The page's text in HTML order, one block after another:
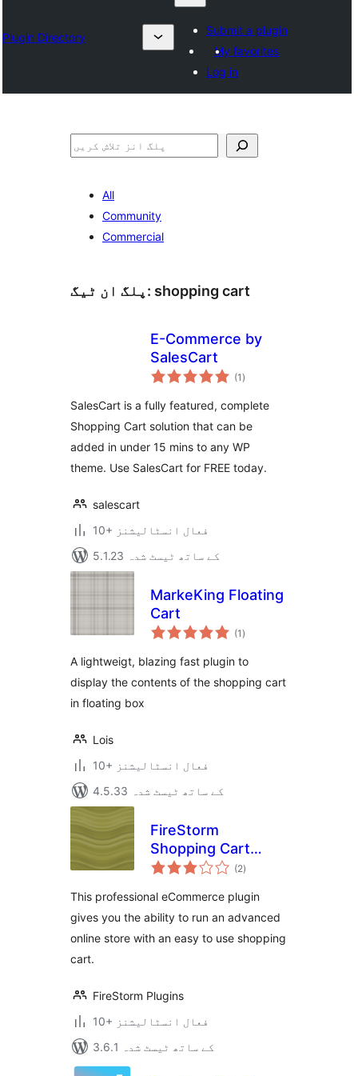
Plugin Directory
Submit a plugin
My favorites
Log in
تلاش
All
Community
Commercial
پلگ ان ٹیگ: shopping cart
E-Commerce by
SalesCart
(1 مجموعی
درجہ
)
SalesCart is a fully featured, complete
Shopping Cart solution that can be
added in under 15 mins to any WP
theme. Use SalesCart for FREE today.
salescart
10+ فعال انسٹالیشنز
5.1.23 کے ساتھ ٹیسٹ شدہ
MarkeKing Floating
Cart
(1 مجموعی
درجہ
)
A lightweigt, blazing fast plugin to
display the contents of the shopping cart
in floating box
Lois
10+ فعال انسٹالیشنز
4.5.33 کے ساتھ ٹیسٹ شدہ
FireStorm
Shopping Cart
eCommerce Plugin
(2مجموعی
درجہ
)
This professional eCommerce plugin
gives you the ability to run an advanced
online store with an easy to use shopping
cart.
FireStorm Plugins
10+ فعال انسٹالیشنز
3.6.1 کے ساتھ ٹیسٹ شدہ